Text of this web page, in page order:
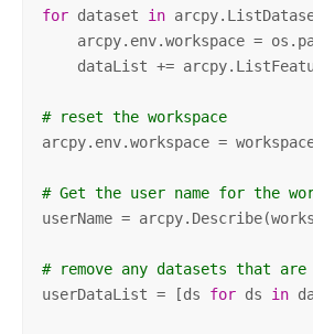
for dataset in
arcpy.env.workspace =
dataList +=
# reset the workspace
arcpy.env.workspace =
# Get the user name for the
userName =
# remove any datasets that
userDataList = [ds for ds in